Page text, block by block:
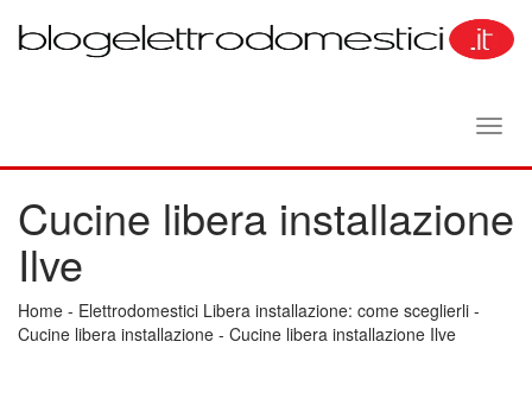
Cucine libera installazione
Ilve
Home - Elettrodomestici Libera installazione: come sceglierli -
Cucine libera installazione - Cucine libera installazione Ilve